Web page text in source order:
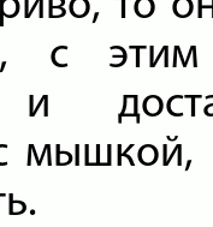
с
и
мышкой,